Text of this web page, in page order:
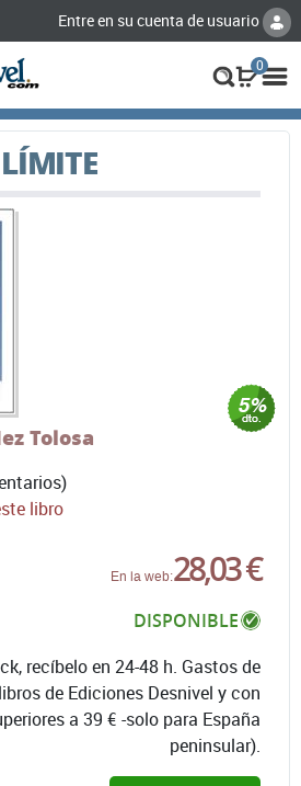
Entre en su cuenta de usuario
0
Tolosa
libro
En la web:28,03 €
DISPONIBLE
recíbelo en 24-48 h. Gastos de
de Ediciones Desnivel y con
a 39 € -solo para España
peninsular).